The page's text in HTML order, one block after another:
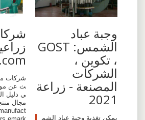
وجبة عباد
الشمس: GOST
، تكوين ،
الشركات
المصنعة - زراعة
2021
يمكن تغذية وجبة عباد الشم
شركات
ث عن
ي دليل